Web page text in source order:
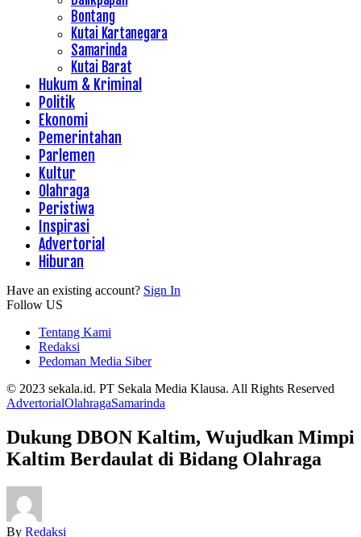
Bontang
Kutai Kartanegara
Samarinda
Kutai Barat
Hukum & Kriminal
Politik
Ekonomi
Pemerintahan
Parlemen
Kultur
Olahraga
Peristiwa
Inspirasi
Advertorial
Hiburan
Have an existing account? Sign In
Follow US
Tentang Kami
Redaksi
Pedoman Media Siber
© 2023 sekala.id. PT Sekala Media Klausa. All Rights Reserved
AdvertorialOlahragaSamarinda
Dukung DBON Kaltim, Wujudkan Mimpi
Kaltim Berdaulat di Bidang Olahraga
By Redaksi